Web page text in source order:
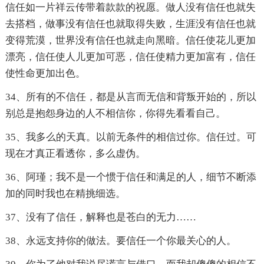
信任如一片祥云传带着款款的祝愿。做人没有信任也就失
去搭档，做事没有信任也就取得失败，生涯没有信任也就
变得荒漠，世界没有信任也就走向黑暗。信任使花儿更加
漂亮，信任使人儿更加可恶，信任使精力更加富有，信任
使性命更加出色。
34、所有的不信任，都是从言而无信和背叛开始的，所以
别总是抱怨身边的人不相信你，你得先看看自己。
35、我多么的天真。以前无条件的相信过你。信任过。可
现在才真正看透你，多么虚伪。
36、阿瑾；我不是一个惯于信任和满足的人，细节不断添
加的同时我也在精挑细选。
37、没有了信任，解释也是苍白的无力……
38、永远支持你的做法。要信任一个你最关心的人。